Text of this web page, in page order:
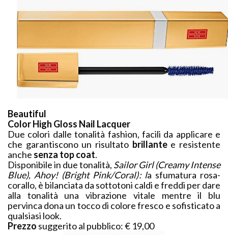
Beautiful
Color High Gloss Nail Lacquer
Due colori dalle tonalità fashion, facili da applicare e
che garantiscono un risultato brillante e resistente
anche senza top coat.
Disponibile in due tonalità, Sailor Girl (Creamy Intense
Blue), Ahoy! (Bright Pink/Coral): la sfumatura rosa-
corallo, è bilanciata da sottotoni caldi e freddi per dare
alla tonalità una vibrazione vitale mentre il blu
pervinca dona un tocco di colore fresco e sofisticato a
qualsiasi look.
Prezzo suggerito al pubblico: € 19,00